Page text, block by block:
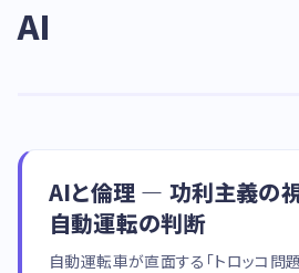
AI
AIと倫理 — 功利主義の
自動運転の判断
自動運転車が直面する「トロッコ問